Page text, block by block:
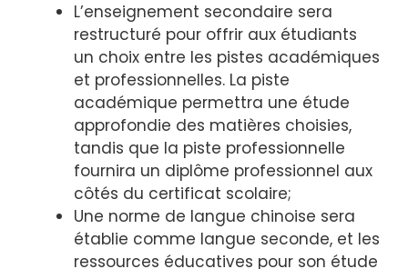
L’enseignement secondaire sera
restructuré pour offrir aux étudiants
un choix entre les pistes académiques
et professionnelles. La piste
académique permettra une étude
approfondie des matières choisies,
tandis que la piste professionnelle
fournira un diplôme professionnel aux
côtés du certificat scolaire;
Une norme de langue chinoise sera
établie comme langue seconde, et les
ressources éducatives pour son étude